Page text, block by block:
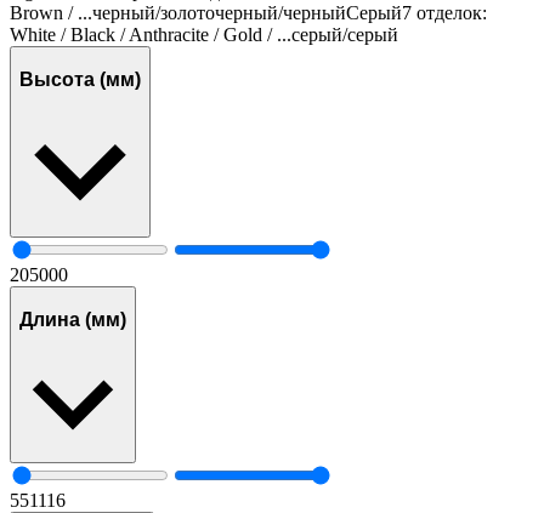
Brown / ...черный/золоточерный/черныйСерый7 отделок:
White / Black / Anthracite / Gold / ...серый/серый
Высота (мм)
205000
Длина (мм)
551116